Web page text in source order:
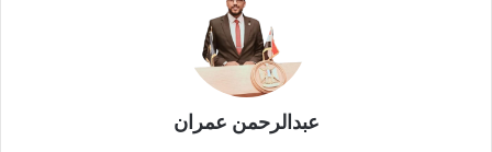
عبدالرحمن عمران